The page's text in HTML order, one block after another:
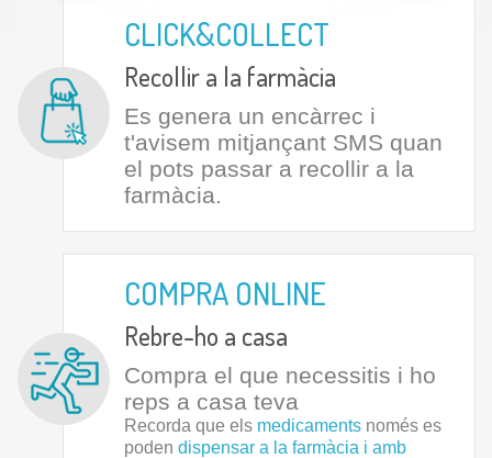
CLICK&COLLECT
Recollir a la farmàcia
Es genera un encàrrec i
t'avisem mitjançant SMS quan
el pots passar a recollir a la
farmàcia.
COMPRA ONLINE
Rebre-ho a casa
Compra el que necessitis i ho
reps a casa teva
Recorda que els medicaments només es
poden dispensar a la farmàcia i amb